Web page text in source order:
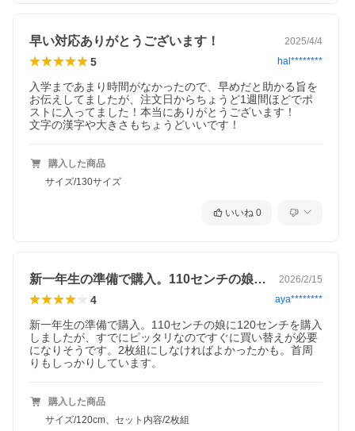
早い対応ありがとうございます！ 2025/4/4
5 hal********
入学まであまり時間がなかったので、早めだと助かる旨を
お伝えしてましたが、注文日からちょうど1週間ほどでポ
ストに入ってました！本当にありがとうございます！
文字の漢字や大きさもちょうどいいです！
購入した商品
サイズ/130サイズ
いいね 0
新一年生の準備で購入。110センチの娘… 2026/2/15
4 aya********
新一年生の準備で購入。110センチの娘に120センチを購入
しましたが、すでにピッタリなのですぐに買い替えが必要
になりそうです。2枚組にしなければよかったかも。首周
りもしっかりしています。
購入した商品
サイズ/120cm、セット内容/2枚組